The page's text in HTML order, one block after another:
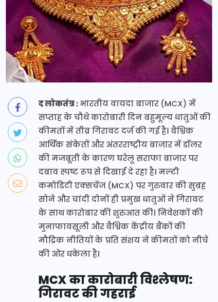
द लोकतंत्र :भारतीय वायदा बाजार (MCX) में
सप्ताह के चौथे कारोबारी दिन बहुमूल्य धातुओं की
कीमतों में तीव्र गिरावट दर्ज की गई है। वैश्विक
आर्थिक संकेतों और अंतरराष्ट्रीय बाजार में डॉलर
की मजबूती के कारण घरेलू सराफा बाजार पर
दबाव स्पष्ट रूप से दिखाई दे रहा है। मल्टी
कमोडिटी एक्सचेंज (MCX) पर गुरुवार की सुबह
सोने और चांदी दोनों ही प्रमुख धातुओं ने गिरावट
के साथ कारोबार की शुरुआत की। निवेशकों की
मुनाफावसूली और वैश्विक केंद्रीय बैंकों की
मौद्रिक नीतियों के प्रति संशय ने कीमतों को नीचे
की ओर धकेला है।
MCX का कारोबारी विश्लेषण:
गिरावट की गहराई